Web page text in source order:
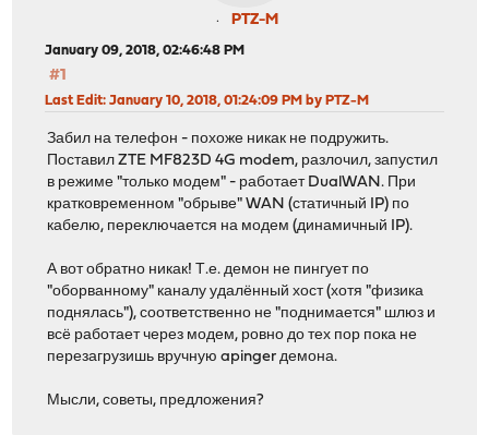
PTZ-M
January 09, 2018, 02:46:48 PM
#1
Last Edit: January 10, 2018, 01:24:09 PM by PTZ-M
Забил на телефон - похоже никак не подружить.
Поставил ZTE MF823D 4G modem, разлочил, запустил
в режиме "только модем" - работает DualWAN. При
кратковременном "обрыве" WAN (статичный IP) по
кабелю, переключается на модем (динамичный IP).
А вот обратно никак! Т.е. демон не пингует по
"оборванному" каналу удалённый хост (хотя "физика
поднялась"), соответственно не "поднимается" шлюз и
всё работает через модем, ровно до тех пор пока не
перезагрузишь вручную apinger демона.
Мысли, советы, предложения?